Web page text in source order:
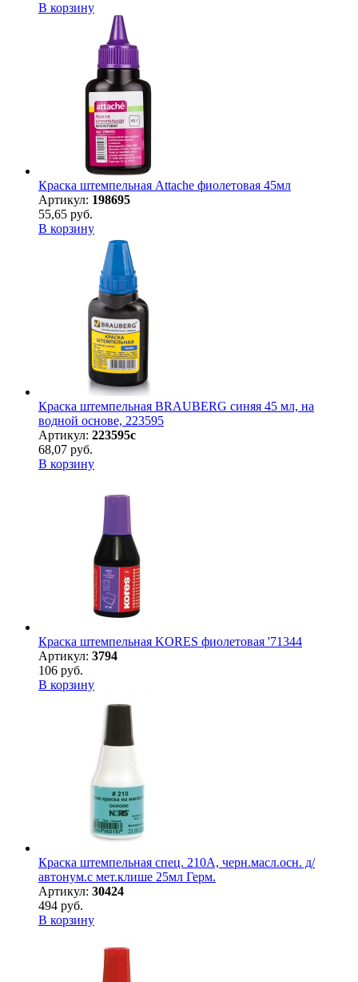
В корзину
Краска штемпельная Attache фиолетовая 45мл
Артикул: 198695
55,65 руб.
В корзину
Краска штемпельная BRAUBERG синяя 45 мл, на
водной основе, 223595
Артикул: 223595с
68,07 руб.
В корзину
Краска штемпельная KORES фиолетовая '71344
Артикул: 3794
106 руб.
В корзину
Краска штемпельная спец. 210А, черн.масл.осн. д/
автонум.с мет.клише 25мл Герм.
Артикул: 30424
494 руб.
В корзину